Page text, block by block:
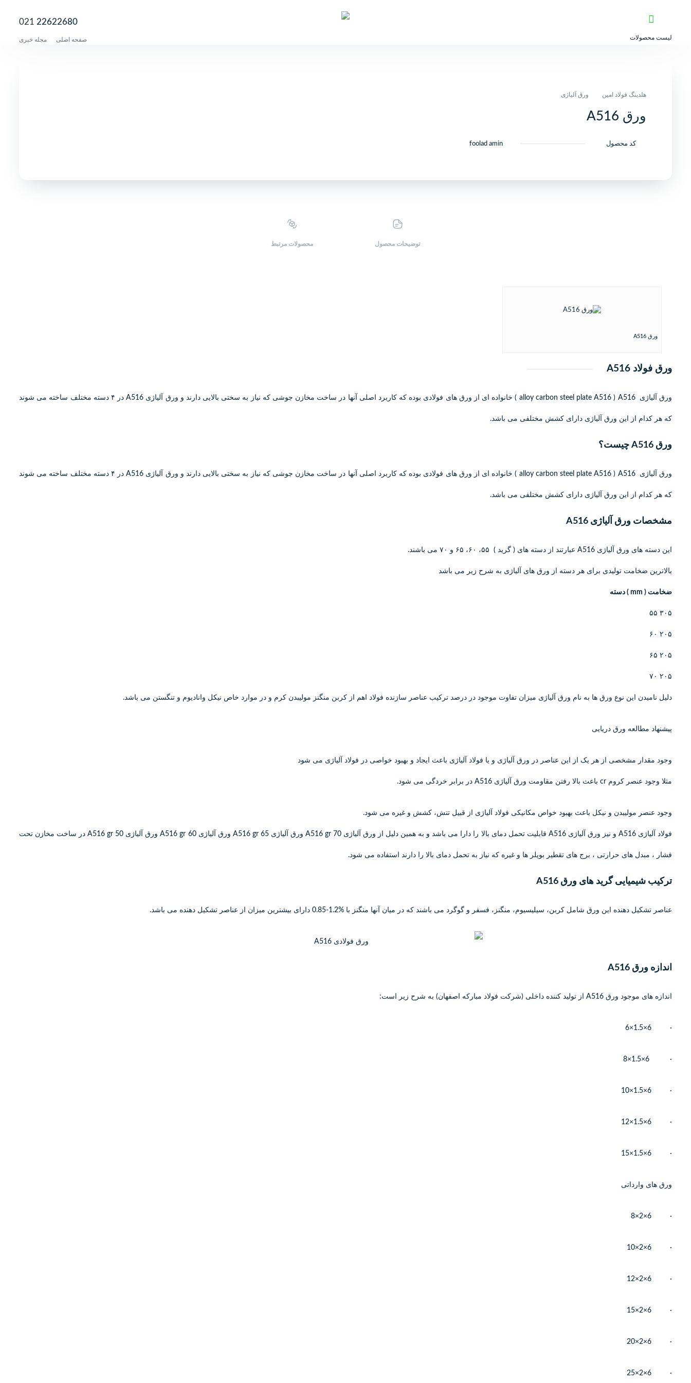
لیست محصولات
021 22622680
صفحه اصلی مجله خبری
هلدینگ فولاد امین ورق آلیاژی
ورق A516
کد محصول foolad amin
توضیحات محصول محصولات ‌مرتبط
ورق A516
ورق فولاد A516
ورق آلیاژی alloy carbon steel plate A516 ) A516 ) خانواده ای از ورق های فولادی بوده که کاربرد اصلی آنها در ساخت مخازن جوشی که نیاز به سختی بالایی دارند و ورق آلیاژی A516 در ۴ دسته مختلف ساخته می شوند
که هر کدام از این ورق آلیاژی دارای کشش مختلفی می باشد.
ورق A516 چیست؟
ورق آلیاژی alloy carbon steel plate A516 ) A516 ) خانواده ای از ورق های فولادی بوده که کاربرد اصلی آنها در ساخت مخازن جوشی که نیاز به سختی بالایی دارند و ورق آلیاژی A516 در ۴ دسته مختلف ساخته می شوند
که هر کدام از این ورق آلیاژی دارای کشش مختلفی می باشد.
مشخصات ورق آلیاژی A516
این دسته های ورق آلیاژی A516 عبارتند از دسته های ( گرید ) ۵۵، ۶۰، ۶۵ و ۷۰ می باشند.
بالاترین ضخامت تولیدی برای هر دسته از ورق های آلیاژی به شرح زیر می باشد
ضخامت ( mm ) دسته
۳۰۵ ۵۵
۲۰۵ ۶۰
۲۰۵ ۶۵
۲۰۵ ۷۰
دلیل نامیدن این نوع ورق ها به نام ورق آلیاژی میزان تفاوت موجود در درصد ترکیب عناصر سازنده فولاد اهم از کربن منگنز مولیبدن کرم و در موارد خاص نیکل وانادیوم و تنگستن می باشد.
پیشنهاد مطالعه ورق دریایی
وجود مقدار مشخصی از هر یک از این عناصر در ورق آلیاژی و یا فولاد آلیاژی باعث ایجاد و بهبود خواصی در فولاد آلیاژی می شود
مثلا وجود عنصر کروم cr باعث بالا رفتن مقاومت ورق آلیاژی A516 در برابر خردگی می شود.
وجود عنصر مولیبدن و نیکل باعث بهبود خواص مکانیکی فولاد آلیاژی از قبیل تنش، کشش و غیره می شود.
فولاد آلیاژی A516 و نیز ورق آلیاژی A516 قابلیت تحمل دمای بالا را دارا می باشد و به همین دلیل از ورق آلیاژی A516 gr 70 ورق آلیاژی A516 gr 65 ورق آلیاژی A516 gr 60 ورق آلیاژی A516 gr 50 در ساخت مخازن تحت
فشار ، مبدل های حرارتی ، برج های تقطیر بویلر ها و غیره که نیاز به تحمل دمای بالا را دارند استفاده می شود.
ترکیب شیمیایی گرید های ورق A516
عناصر تشکیل دهنده این ورق شامل کربن، سیلیسیوم، منگنز، فسفر و گوگرد می باشند که در میان آنها منگنز با %1.2-0.85 دارای بیشترین میزان از عناصر تشکیل دهنده می باشد.
اندازه ورق A516
اندازه های موجود ورق A516 از تولید کننده داخلی (شرکت فولاد مبارکه اصفهان) به شرح زیر است:
· 6×1.5×6
· 6×1.5×8
· 6×1.5×10
· 6×1.5×12
· 6×1.5×15
ورق های وارداتی
· 6×2×8
· 6×2×10
· 6×2×12
· 6×2×15
· 6×2×20
· 6×2×25